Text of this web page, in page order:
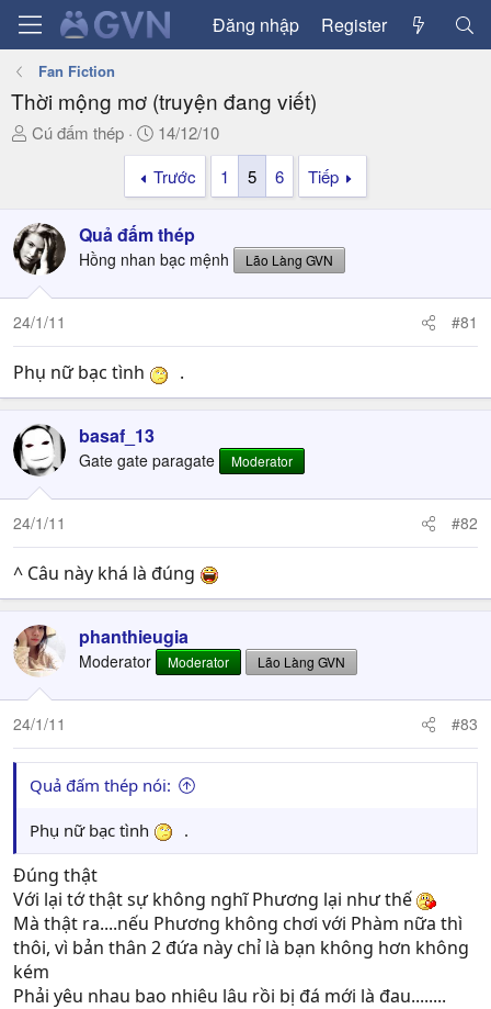
Đăng nhập Register
Fan Fiction
Thời mộng mơ (truyện đang viết)
T
a
d
s
t
a
e
Cú đấm thép
N
g
à
y
g
ử
14/12/10
Trước
1 5 6 Tiếp
Quả đấm thép
Hồng nhan bạc mệnh Lão Làng GVN
24/1/11 #81
Phụ nữ bạc tình .
basaf_13
Gate gate paragate Moderator
24/1/11 #82
^ Câu này khá là đúng
phanthieugia
Moderator Moderator Lão Làng GVN
24/1/11 #83
Quả đấm thép nói:
Phụ nữ bạc tình .
Đúng thật
Với lại tớ thật sự không nghĩ Phương lại như thế
Mà thật ra....nếu Phương không chơi với Phàm nữa thì
thôi, vì bản thân 2 đứa này chỉ là bạn không hơn không
kém
Phải yêu nhau bao nhiêu lâu rồi bị đá mới là đau........